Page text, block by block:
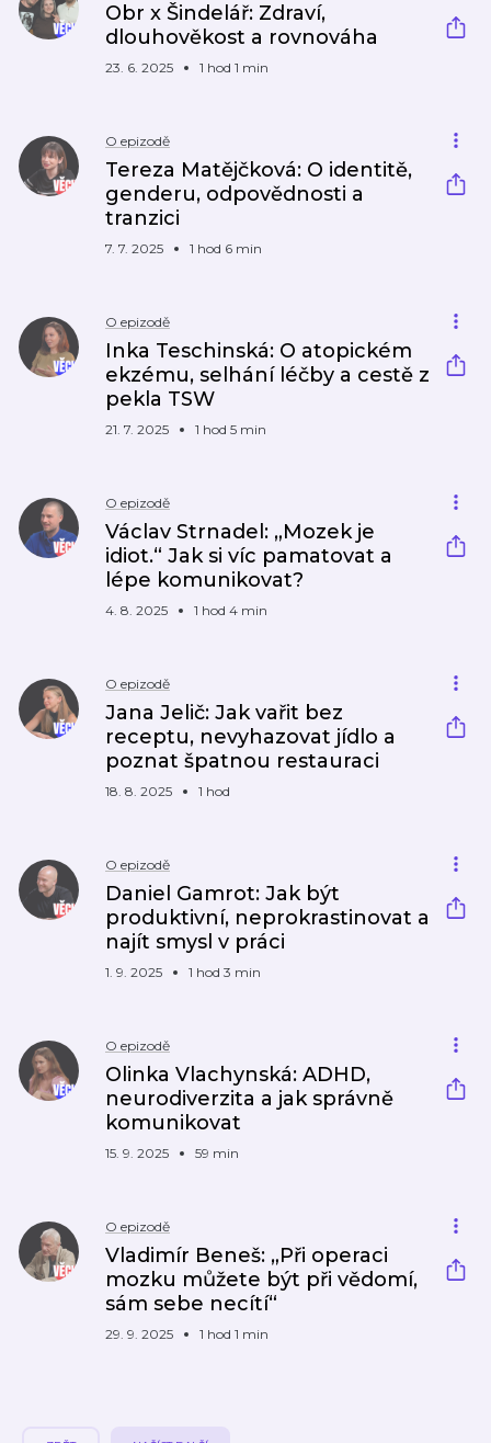
Obr x Šindelář: Zdraví,
dlouhověkost a rovnováha
23. 6. 2025 1 hod 1 min
O epizodě
Tereza Matějčková: O identitě,
genderu, odpovědnosti a
tranzici
7. 7. 2025 1 hod 6 min
O epizodě
Inka Teschinská: O atopickém
ekzému, selhání léčby a cestě z
pekla TSW
21. 7. 2025 1 hod 5 min
O epizodě
Václav Strnadel: „Mozek je
idiot.“ Jak si víc pamatovat a
lépe komunikovat?
4. 8. 2025 1 hod 4 min
O epizodě
Jana Jelič: Jak vařit bez
receptu, nevyhazovat jídlo a
poznat špatnou restauraci
18. 8. 2025 1 hod
O epizodě
Daniel Gamrot: Jak být
produktivní, neprokrastinovat a
najít smysl v práci
1. 9. 2025 1 hod 3 min
O epizodě
Olinka Vlachynská: ADHD,
neurodiverzita a jak správně
komunikovat
15. 9. 2025 59 min
O epizodě
Vladimír Beneš: „Při operaci
mozku můžete být při vědomí,
sám sebe necítí“
29. 9. 2025 1 hod 1 min